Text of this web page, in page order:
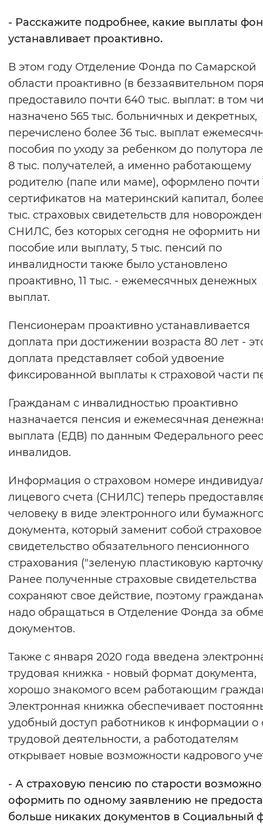
- Расскажите подробнее, какие выплаты
устанавливает проактивно.
В этом году Отделение Фонда по Самарской
области проактивно (в беззаявительном
предоставило почти 640 тыс. выплат: в том
назначено 565 тыс. больничных и декретных,
перечислено более 36 тыс. выплат
пособия по уходу за ребенком до полутора
8 тыс. получателей, а именно работающему
родителю (папе или маме), оформлено почти
сертификатов на материнский капитал,
тыс. страховых свидетельств для
СНИЛС, без которых сегодня не оформить ни
пособие или выплату, 5 тыс. пенсий по
инвалидности также было установлено
проактивно, 11 тыс. - ежемесячных денежных
выплат.
Пенсионерам проактивно устанавливается
доплата при достижении возраста 80 лет -
доплата представляет собой удвоение
фиксированной выплаты к страховой части
Гражданам с инвалидностью проактивно
назначается пенсия и ежемесячная
выплата (ЕДВ) по данным Федерального
инвалидов.
Информация о страховом номере
лицевого счета (СНИЛС) теперь
человеку в виде электронного или
документа, который заменит собой страховое
свидетельство обязательного пенсионного
страхования ("зеленую пластиковую
Ранее полученные страховые свидетельства
сохраняют свое действие, поэтому
надо обращаться в Отделение Фонда за
документов.
Также с января 2020 года введена
трудовая книжка - новый формат документа,
хорошо знакомого всем работающим
Электронная книжка обеспечивает
удобный доступ работников к информации о
трудовой деятельности, а работодателям
открывает новые возможности кадрового
- А страховую пенсию по старости возможно
оформить по одному заявлению не
больше никаких документов в Социальный